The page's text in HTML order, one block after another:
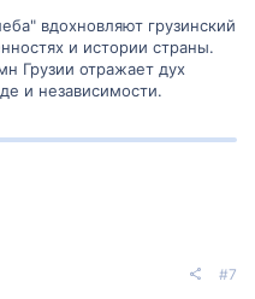
вдохновляют грузинский
и истории страны.
Грузии отражает дух
и независимости.
#7